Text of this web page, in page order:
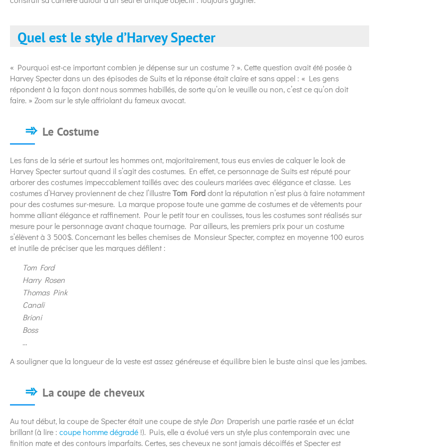
Quel est le style d’Harvey Specter
« Pourquoi est-ce important combien je dépense sur un costume ? ». Cette question avait été posée à
Harvey Specter dans un des épisodes de Suits et la réponse était claire et sans appel : « Les gens
répondent à la façon dont nous sommes habillés, de sorte qu’on le veuille ou non, c’est ce qu’on doit
faire. » Zoom sur le style affriolant du fameux avocat.
Le Costume
Les fans de la série et surtout les hommes ont, majoritairement, tous eus envies de calquer le look de
Harvey Specter surtout quand il s’agit des costumes. En effet, ce personnage de Suits est réputé pour
arborer des costumes impeccablement taillés avec des couleurs mariées avec élégance et classe. Les
costumes d’Harvey proviennent de chez l’illustreTom Forddont la réputation n’est plus à faire notamment
pour des costumes sur-mesure. La marque propose toute une gamme de costumes et de vêtements pour
homme alliant élégance et raffinement. Pour le petit tour en coulisses, tous les costumes sont réalisés sur
mesure pour le personnage avant chaque tournage. Par ailleurs, les premiers prix pour un costume
s’élèvent à 3 500$. Concernant les belles chemises de Monsieur Specter, comptez en moyenne 100 euros
et inutile de préciser que les marques défilent :
Tom Ford
Harry Rosen
Thomas Pink
Canali
Brioni
Boss
…
A souligner que la longueur de la veste est assez généreuse et équilibre bien le buste ainsi que les jambes.
La coupe de cheveux
Au tout début, la coupe de Specter était une coupe de style Don Draperish une partie rasée et un éclat
brillant (à lire : coupe homme dégradé !). Puis, elle a évolué vers un style plus contemporain avec une
finition mate et des contours imparfaits. Certes, ses cheveux ne sont jamais décoiffés et Specter est